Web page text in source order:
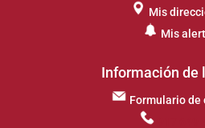
Mis
Mis
Información de
Formulario de